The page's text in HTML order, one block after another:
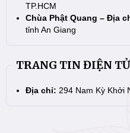
TP.HCM
Chùa Phật Quang – Địa
tỉnh An Giang
TRANG TIN ĐIỆN TỬ
Địa chỉ: 294 Nam Kỳ Khởi